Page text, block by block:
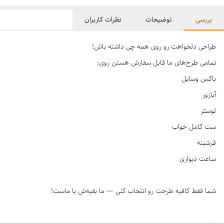
بررسی توضیحات نظرات کاربران
طراحی دلخواهت رو روی همه چی داشته باش!
تمامی طرح‌های ما قابل سفارش هستن روی:
باکس وسایل
آباژور
لوستر
ست کامل خواب
فرشینه
ساعت دیواری
شما فقط کافیه طرحت رو انتخاب کنی — ما بقیه‌ش با ماست!